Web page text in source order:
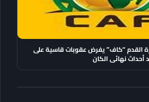
القدم “كاف” يفرض عقوبات قاسية على
أحداث نهائى الكان